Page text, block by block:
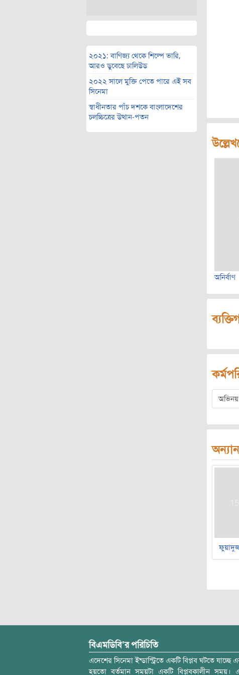
২০২১: বাণিজ্য থেকে শিল্পে ভারি,
আরও ডুবেছে ঢালিউড
২০২২ সালে মুক্তি পেতে পারে এই সব
সিনেমা
স্বাধীনতার পাঁচ দশকে বাংলাদেশের
চলচ্চিত্রের উত্থান-পতন
অনির্বাণ
অভিনয়
বিএমডিবি’র পরিচিতি
এদেশের সিনেমা ইন্ডাস্ট্রিতে একটি বিপ্লব ঘটতে যাচ্ছে
হয়তো বর্তমান সময়টা একটি বিপ্লবকালীন সময়।